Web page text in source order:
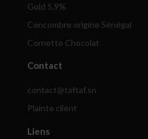
Gold 5,9%
Concombre origine Sénégal
Cornetto Chocolat
Contact
contact@taftaf.sn
Plainte client
Liens